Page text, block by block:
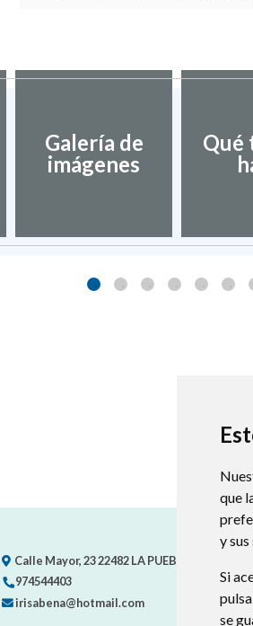
que
y
Si
se
Galería de
imágenes
Qué
Calle Mayor, 2322482LA PUEBLA DE RODA
974544403
irisabena@hotmail.com